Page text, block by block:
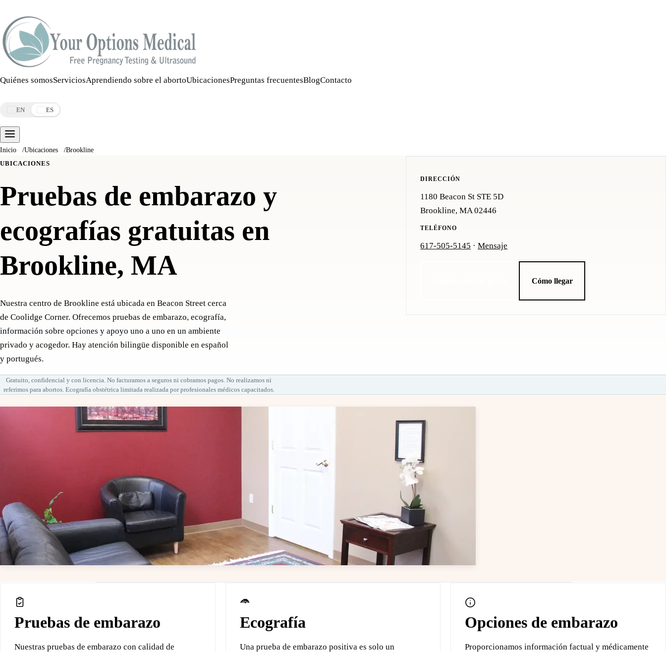
Quiénes somosServiciosAprendiendo sobre el abortoUbicacionesPreguntas frecuentesBlogContacto
EN ES
Inicio /Ubicaciones /Brookline
UBICACIONES
Pruebas de embarazo y
ecografías gratuitas en
Brookline, MA
Nuestra centro de Brookline está ubicada en Beacon Street cerca
de Coolidge Corner. Ofrecemos pruebas de embarazo, ecografía,
información sobre opciones y apoyo uno a uno en un ambiente
privado y acogedor. Hay atención bilingüe disponible en español
y portugués.
DIRECCIÓN
1180 Beacon St STE 5D
Brookline, MA 02446
TELÉFONO
617-505-5145 ·Mensaje
Cómo llegar
Gratuito, confidencial y con licencia. No facturamos a seguros ni cobramos pagos. No realizamos ni
referimos para abortos. Ecografía obstétrica limitada realizada por profesionales médicos capacitados.
Servicios gratuitos en esta ubicación
Pruebas de embarazo
Nuestras pruebas de embarazo con calidad de
Ecografía
Una prueba de embarazo positiva es solo un
Opciones de embarazo
Proporcionamos información factual y médicamente